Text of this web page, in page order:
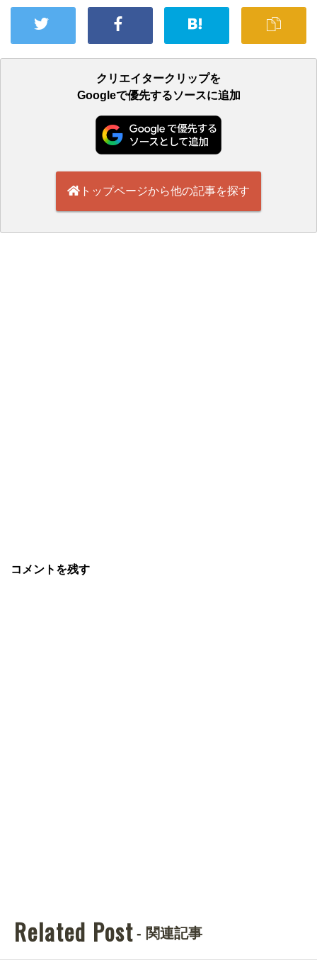
クリエイタークリップを
Googleで優先するソースに追加
トップページから他の記事を探す
コメントを残す
Related Post - 関連記事